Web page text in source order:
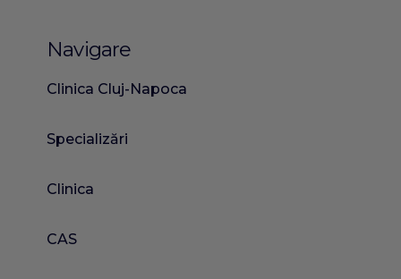
Navigare
Clinica Cluj-Napoca
Specializări
Clinica
CAS